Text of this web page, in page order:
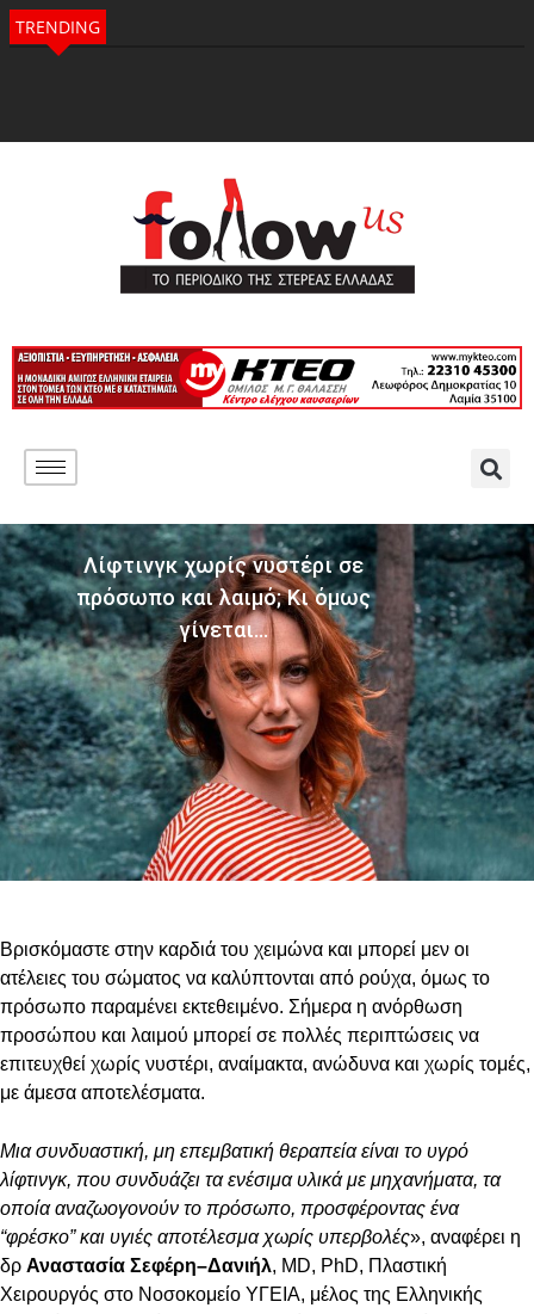
TRENDING
Λίφτινγκ χωρίς νυστέρι σε
πρόσωπο και λαιμό; Κι όμως
γίνεται…
Βρισκόμαστε στην καρδιά του χειμώνα και μπορεί μεν οι
ατέλειες του σώματος να καλύπτονται από ρούχα, όμως το
πρόσωπο παραμένει εκτεθειμένο. Σήμερα η ανόρθωση
προσώπου και λαιμού μπορεί σε πολλές περιπτώσεις να
επιτευχθεί χωρίς νυστέρι, αναίμακτα, ανώδυνα και χωρίς τομές,
με άμεσα αποτελέσματα.
Μια συνδυαστική, μη επεμβατική θεραπεία είναι το υγρό
λίφτινγκ, που συνδυάζει τα ενέσιμα υλικά με μηχανήματα, τα
οποία αναζωογονούν το πρόσωπο, προσφέροντας ένα
“φρέσκο” και υγιές αποτέλεσμα χωρίς υπερβολές», αναφέρει η
δρ Αναστασία Σεφέρη–Δανιήλ, MD, PhD, Πλαστική
Χειρουργός στο Νοσοκομείο ΥΓΕΙΑ, μέλος της Ελληνικής